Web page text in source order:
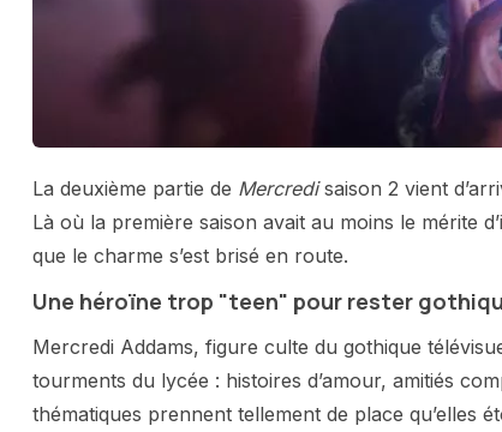
La deuxième partie de Mercredisaison 2 vient
Là où la première saison avait au moins le mérite
que le charme s’est brisé en route.
Une héroïne trop "teen" pour rester
Mercredi Addams, figure culte du gothique
tourments du lycée : histoires d’amour, amitiés
thématiques prennent tellement de place qu’elles